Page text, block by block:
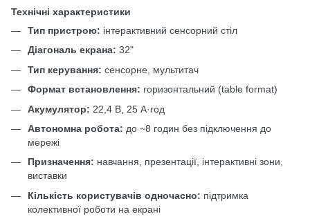
Технічні характеристики
Тип пристрою: інтерактивний сенсорний стіл
Діагональ екрана: 32"
Тип керування: сенсорне, мультитач
Формат встановлення: горизонтальний (table format)
Акумулятор: 22,4 В, 25 А·год
Автономна робота: до ~8 годин без підключення до
мережі
Призначення: навчання, презентації, інтерактивні зони,
виставки
Кількість користувачів одночасно: підтримка
колективної роботи на екрані